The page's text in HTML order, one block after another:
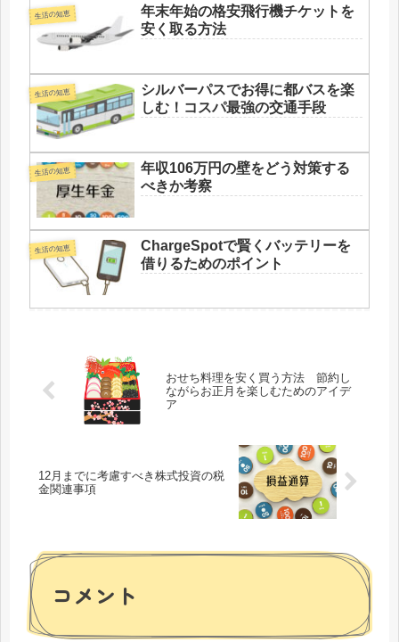
生活の知恵
年末年始の格安飛行機チケットを
安く取る方法
生活の知恵
シルバーパスでお得に都バスを楽
しむ！コスパ最強の交通手段
生活の知恵
年収106万円の壁をどう対策する
べきか考察
生活の知恵
ChargeSpotで賢くバッテリーを
借りるためのポイント
おせち料理を安く買う方法 節約し
ながらお正月を楽しむためのアイデ
ア
12月までに考慮すべき株式投資の税
金関連事項
コメント